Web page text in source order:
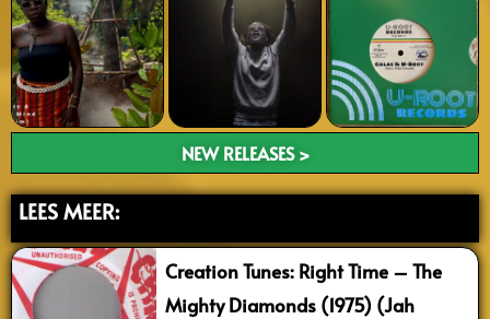
NEW RELEASES >
LEES MEER:
Creation Tunes: Right Time – The
Mighty Diamonds (1975) (Jah